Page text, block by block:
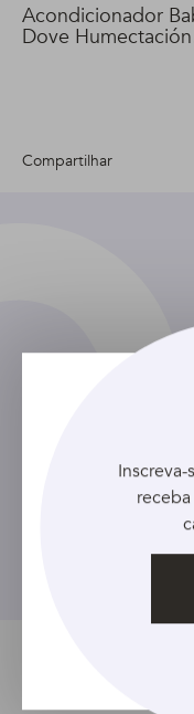
Acondicionador
Dove Humectación
Compartilhar
Cadastre
últimas